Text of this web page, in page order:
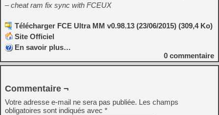
– cheat ram fix sync with FCEUX
Télécharger FCE Ultra MM v0.98.13 (23/06/2015) (309,4 Ko)
Site Officiel
En savoir plus…
0 commentaire
Commentaire ¬
Votre adresse e-mail ne sera pas publiée. Les champs
obligatoires sont indiqués avec *